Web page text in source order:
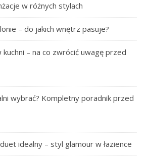
w różnych stylach
– do jakich wnętrz pasuje?
– na co zwrócić uwagę przed
wybrać? Kompletny poradnik przed
idealny – styl glamour w łazience